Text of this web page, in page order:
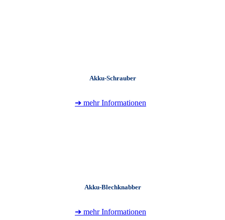
Akku-Schrauber
➔ mehr Informationen
Akku-Blechknabber
➔ mehr Informationen